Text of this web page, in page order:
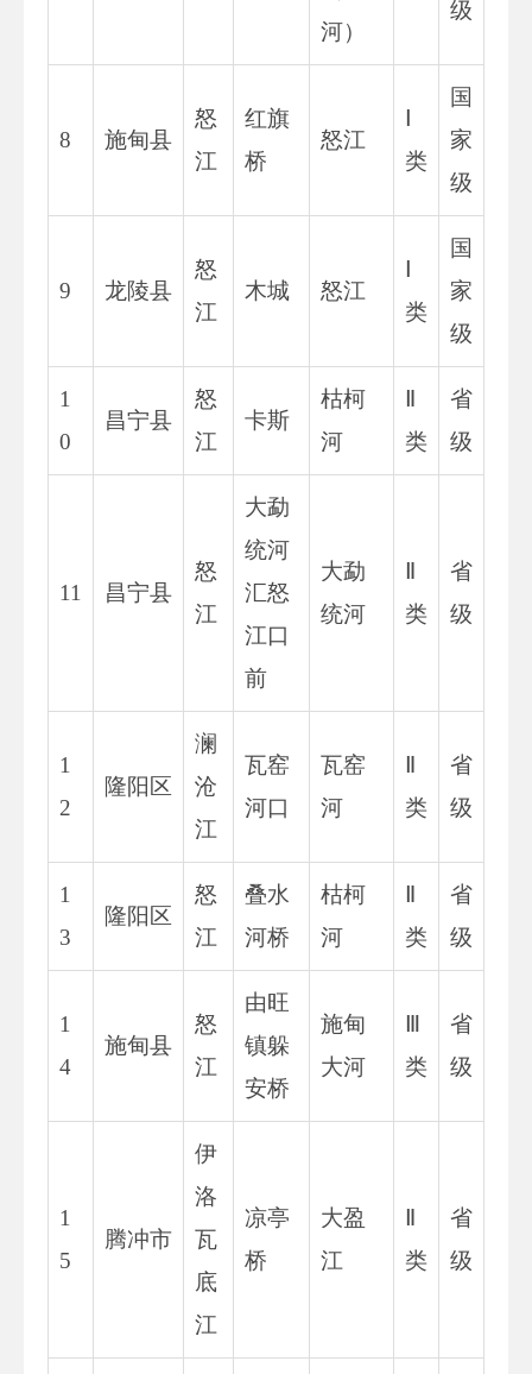
河）
级
8 施甸县
怒
江
红旗
桥
怒江
类
国
家
级
9 龙陵县
怒
江
木城 怒江
类
国
家
级
1
0
昌宁县
怒
江
卡斯
枯柯
河
类
省
级
11 昌宁县
怒
江
大勐
统河
汇怒
江口
前
大勐
统河
类
省
级
1
2
隆阳区
澜
沧
江
瓦窑
河口
瓦窑
河
类
省
级
1
3
隆阳区
怒
江
叠水
河桥
枯柯
河
类
省
级
1
4
施甸县
怒
江
由旺
镇躲
安桥
施甸
大河
类
省
级
1
5
腾冲市
伊
洛
瓦
底
江
凉亭
桥
大盈
江
类
省
级